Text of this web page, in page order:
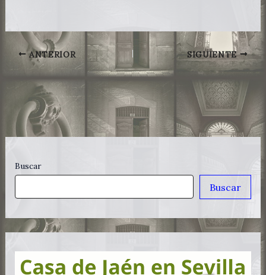
ANTERIOR SIGUIENTE
Buscar
Buscar